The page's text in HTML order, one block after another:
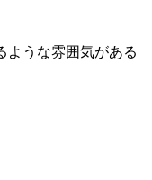
ような雰囲気がある